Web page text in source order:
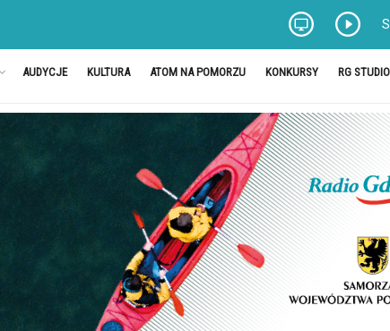
AUDYCJE KULTURA ATOM NA POMORZU KONKURSY RG STUDIO